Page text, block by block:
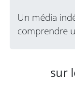
Un média
comprendre
sur